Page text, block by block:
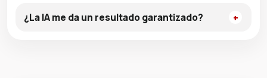
¿La IA me da un resultado garantizado?